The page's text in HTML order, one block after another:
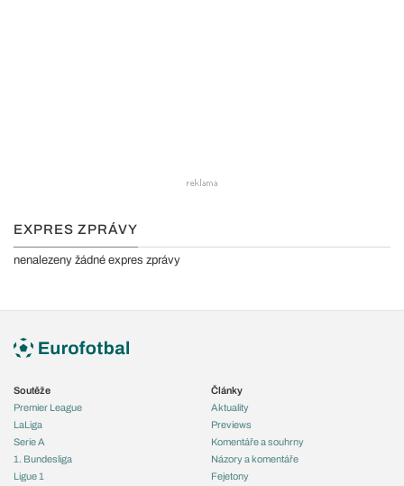
EXPRES ZPRÁVY
nenalezeny žádné expres zprávy
Soutěže
Premier League
LaLiga
Serie A
1. Bundesliga
Ligue 1
Články
Aktuality
Previews
Komentáře a souhrny
Názory a komentáře
Fejetony